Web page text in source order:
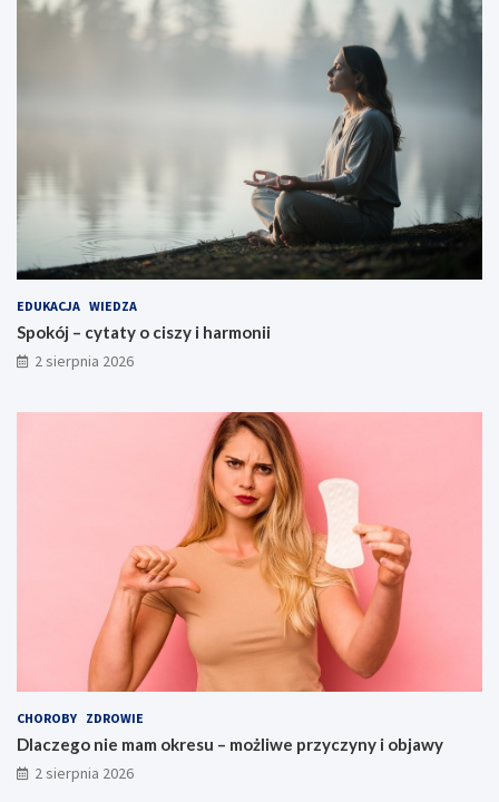
EDUKACJA WIEDZA
Spokój – cytaty o ciszy i harmonii
2 sierpnia 2026
CHOROBY ZDROWIE
Dlaczego nie mam okresu – możliwe przyczyny i objawy
2 sierpnia 2026